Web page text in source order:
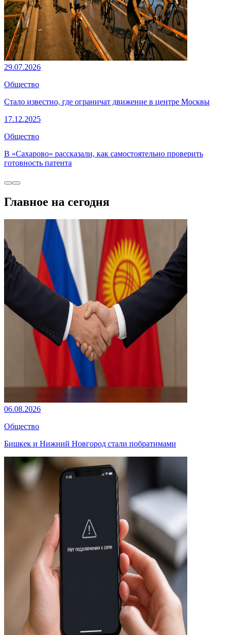
29.07.2026
Общество
Стало известно, где ограничат движение в центре Москвы
17.12.2025
Общество
В «Сахарово» рассказали, как самостоятельно проверить
готовность патента
Главное на сегодня
06.08.2026
Общество
Бишкек и Нижний Новгород стали побратимами